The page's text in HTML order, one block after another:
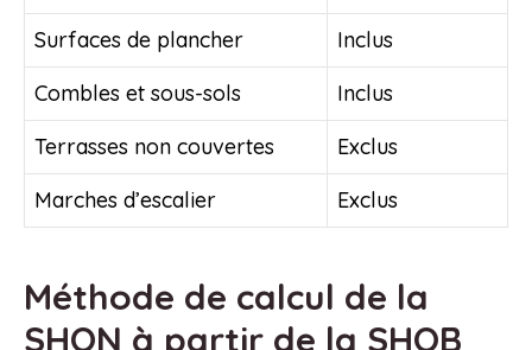
Surfaces de plancher
Inclus
Combles et sous-sols
Inclus
Terrasses non couvertes
Exclus
Marches d’escalier
Exclus
Méthode de calcul de la
SHON à partir de la SHOB